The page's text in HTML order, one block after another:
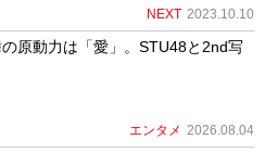
NEXT 2023.10.10
原動力は「愛」。STU48と2nd写
エンタメ 2026.08.04